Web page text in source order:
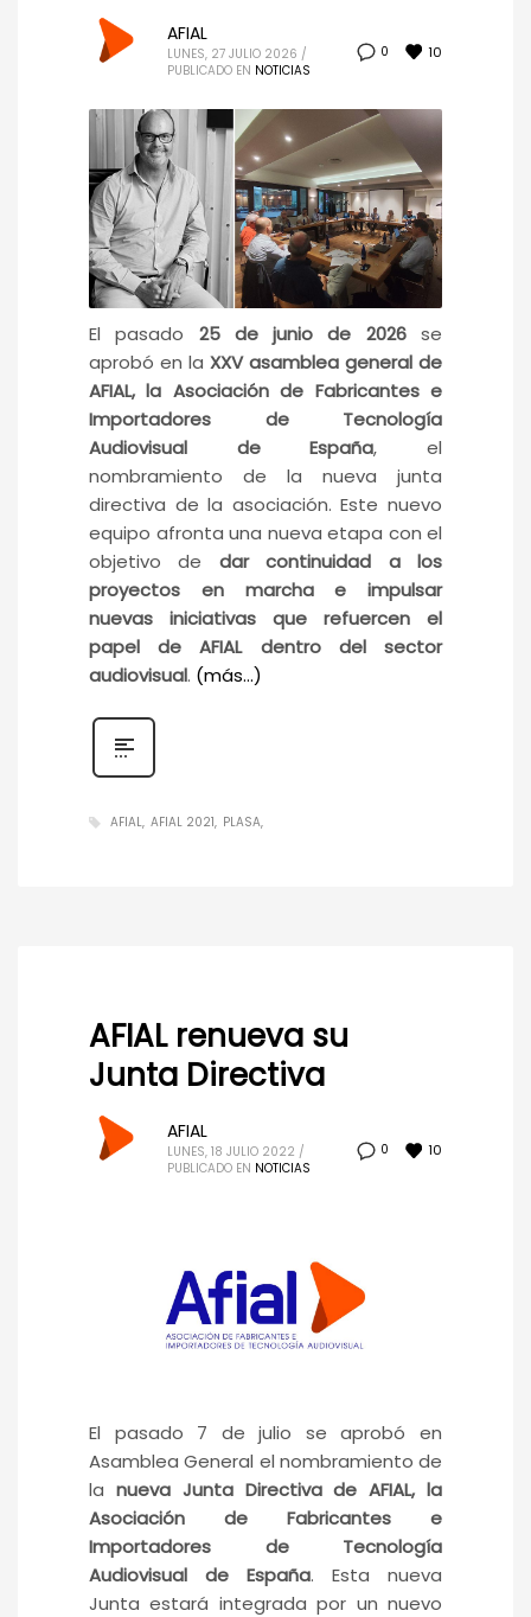
0 10
AFIAL
LUNES, 27 JULIO 2026 /
PUBLICADO EN NOTICIAS
El pasado 25 de junio de 2026se
aprobó en la XXV asamblea general de
AFIAL, la Asociación de Fabricantes e
Importadores de Tecnología
Audiovisual de España, el
nombramiento de la nueva junta
directiva de la asociación. Este nuevo
equipo afronta una nueva etapa con el
objetivo de dar continuidad a los
proyectos en marcha e impulsar
nuevas iniciativas que refuercen el
papel de AFIAL dentro del sector
audiovisual. (más…)
AFIAL AFIAL 2021 PLASA
AFIAL renueva su
Junta Directiva
0 10
AFIAL
LUNES, 18 JULIO 2022 /
PUBLICADO EN NOTICIAS
El pasado 7 de julio se aprobó en
Asamblea General el nombramiento de
la nueva Junta Directiva de AFIAL, la
Asociación de Fabricantes e
Importadores de Tecnología
Audiovisual de España. Esta nueva
Junta estará integrada por un nuevo